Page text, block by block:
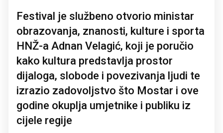
Festival je službeno otvorio ministar
obrazovanja, znanosti, kulture i sporta
HNŽ-a Adnan Velagić, koji je poručio
kako kultura predstavlja prostor
dijaloga, slobode i povezivanja ljudi te
izrazio zadovoljstvo što Mostar i ove
godine okuplja umjetnike i publiku iz
cijele regije